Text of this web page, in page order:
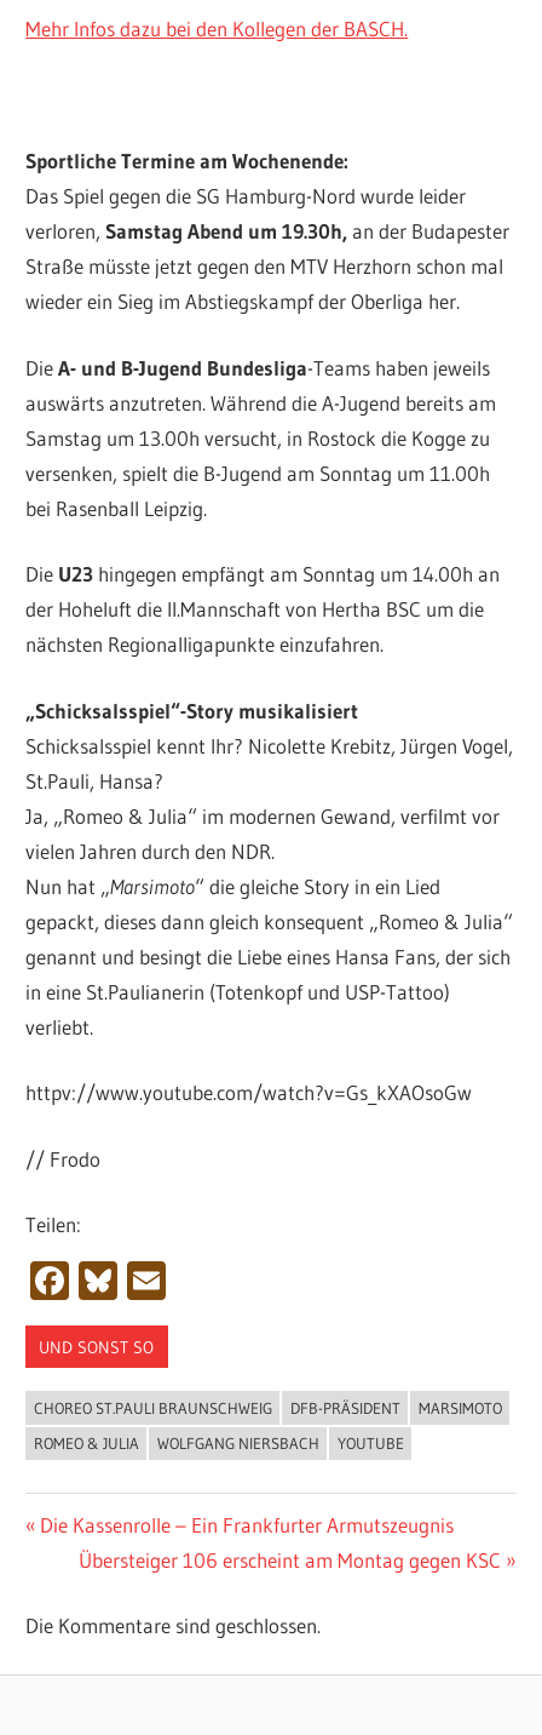
Mehr Infos dazu bei den Kollegen der BASCH.
Sportliche Termine am Wochenende:
Das Spiel gegen die SG Hamburg-Nord wurde leider
verloren,Samstag Abend um 19.30h,an der Budapester
Straße müsste jetzt gegen den MTV Herzhorn schon mal
wieder ein Sieg im Abstiegskampf der Oberliga her.
DieA- und B-Jugend Bundesliga-Teams haben jeweils
auswärts anzutreten. Während die A-Jugend bereits am
Samstag um 13.00h versucht, in Rostock die Kogge zu
versenken, spielt die B-Jugend am Sonntag um 11.00h
bei Rasenball Leipzig.
Die U23 hingegen empfängt am Sonntag um 14.00h an
der Hoheluft die II.Mannschaft von Hertha BSC um die
nächsten Regionalligapunkte einzufahren.
„Schicksalsspiel“-Story musikalisiert
Schicksalsspiel kennt Ihr? Nicolette Krebitz, Jürgen Vogel,
St.Pauli, Hansa?
Ja, „Romeo & Julia“ im modernen Gewand, verfilmt vor
vielen Jahren durch den NDR.
Nun hat „Marsimoto“ die gleiche Story in ein Lied
gepackt, dieses dann gleich konsequent „Romeo & Julia“
genannt und besingt die Liebe eines Hansa Fans, der sich
in eine St.Paulianerin (Totenkopf und USP-Tattoo)
verliebt.
httpv://www.youtube.com/watch?v=Gs_kXAOsoGw
// Frodo
Teilen:
Facebook
Bluesky
UND SONST SO
CHOREO ST.PAULI BRAUNSCHWEIG DFB-PRÄSIDENT
MARSIMOTO
ROMEO & JULIA
WOLFGANG NIERSBACH YOUTUBE
Beitragsnavigation
Vorheriger
Beitrag:
Die Kassenrolle – Ein Frankfurter Armutszeugnis
Nächster
Übersteiger 106 erscheint am Montag gegen KSC
Die Kommentare sind geschlossen.